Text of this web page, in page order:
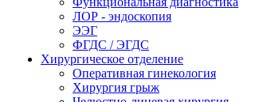
ЛОР - эндоскопия
ЭЭГ
ФГДС / ЭГДС
Хирургическое отделение
Оперативная гинекология
Хирургия грыж